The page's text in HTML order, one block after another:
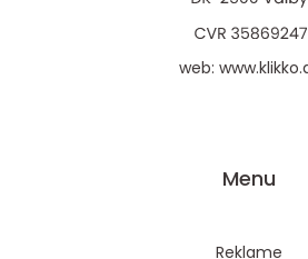
web:
Menu
Reklame